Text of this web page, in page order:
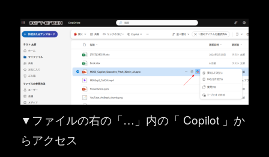
▼ファイルの右の「…」内の「 Copilot 」か
らアクセス